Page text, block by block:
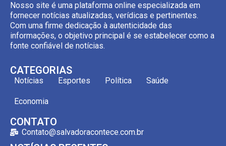
Nosso site é uma plataforma online especializada em
fornecer notícias atualizadas, verídicas e pertinentes.
Com uma firme dedicação à autenticidade das
informações, o objetivo principal é se estabelecer como a
fonte confiável de notícias.
CATEGORIAS
Notícias Esportes Política Saúde
Economia
CONTATO
Contato@salvadoracontece.com.br